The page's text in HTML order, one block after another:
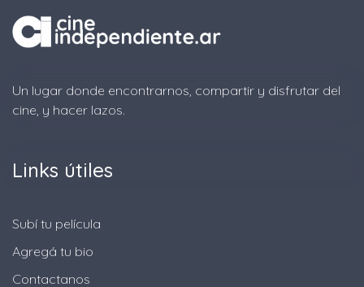
Un lugar donde encontrarnos, compartir y disfrutar del
cine, y hacer lazos.
Links útiles
Subí tu película
Agregá tu bio
Contactanos